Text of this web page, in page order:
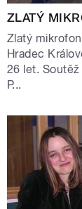
ZLATÝ
Zlatý
Hradec
26 let.
P...